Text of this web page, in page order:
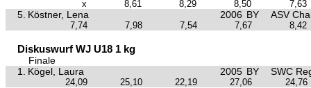
x 8,61 8,29 8,50 7,63
5. Köstner, Lena 2006 BY ASV
7,74 7,98 7,54 7,67 8,42
Diskuswurf WJ U18 1 kg
Finale
1.
Kögel, Laura 2005 BY SWC
24,09 25,10 22,19 27,06 24,76